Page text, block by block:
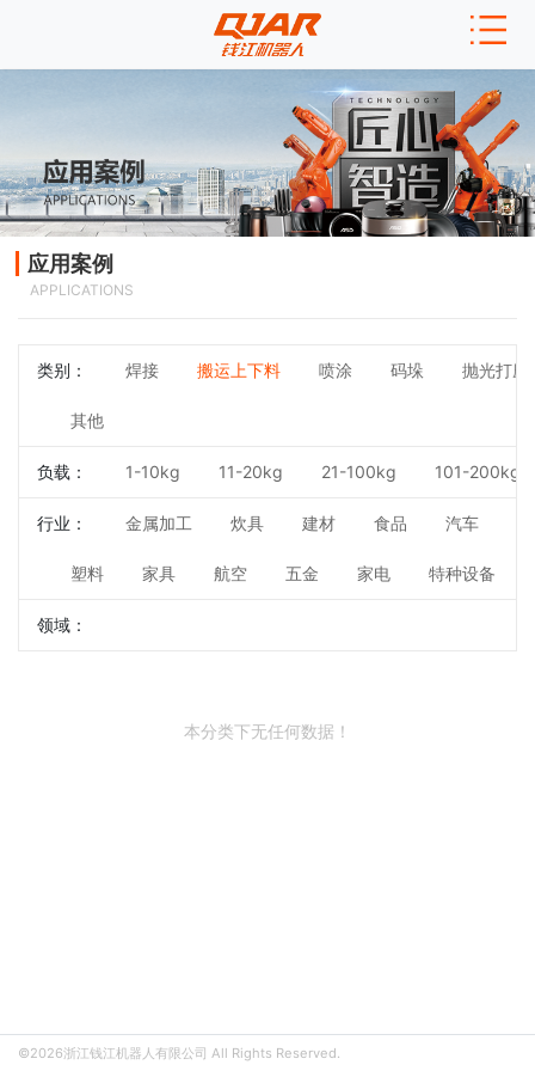
应用案例
APPLICATIONS
类别： 焊接 搬运上下料 喷涂 码垛 抛光打磨
其他
负载： 1-10kg 11-20kg 21-100kg 101-200kg
行业： 金属加工 炊具 建材 食品 汽车
塑料 家具 航空 五金 家电 特种设备
领域：
本分类下无任何数据！
©2026浙江钱江机器人有限公司 All Rights Reserved.